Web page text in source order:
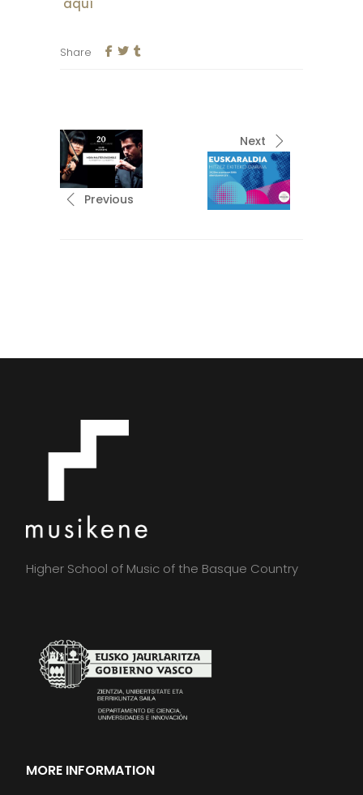
aquí
Share
Previous
Next
Higher School of Music of the Basque Country
MORE INFORMATION